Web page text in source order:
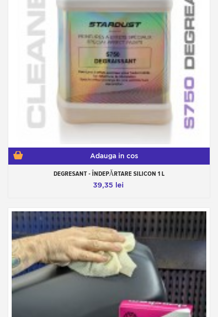
Adauga in cos
DEGRESANT - ÎNDEPĂRTARE SILICON 1 L
39,35 lei